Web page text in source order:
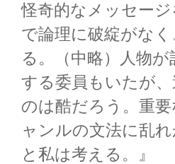
怪奇的なメッセー
で論理に破綻がな
る。（中略）人物
する委員もいたが
のは酷だろう。重
ャンルの文法に乱
と私は考える。』